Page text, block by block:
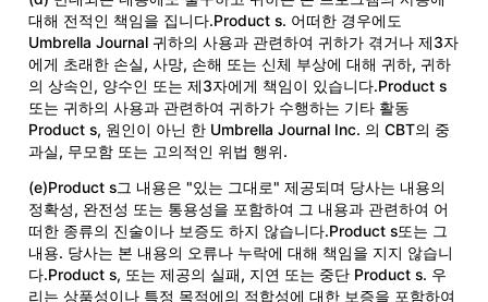
대해 전적인 책임을 집니다.Product s. 어떠한 경우에도
Umbrella Journal 귀하의 사용과 관련하여 귀하가 겪거나 제3자
에게 초래한 손실, 사망, 손해 또는 신체 부상에 대해 귀하, 귀하
의 상속인, 양수인 또는 제3자에게 책임이 있습니다.Product s
또는 귀하의 사용과 관련하여 귀하가 수행하는 기타 활동
Product s, 원인이 아닌 한 Umbrella Journal Inc. 의 CBT의 중
과실, 무모함 또는 고의적인 위법 행위.
(e)Product s그 내용은 "있는 그대로" 제공되며 당사는 내용의
정확성, 완전성 또는 통용성을 포함하여 그 내용과 관련하여 어
떠한 종류의 진술이나 보증도 하지 않습니다.Product s또는 그
내용. 당사는 본 내용의 오류나 누락에 대해 책임을 지지 않습니
다.Product s, 또는 제공의 실패, 지연 또는 중단 Product s. 우
리는 상품성이나 특정 목적에의 적합성에 대한 보증을 포함하여